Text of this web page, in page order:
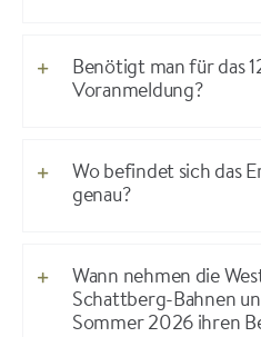
Benötigt man für das
Voranmeldung?
Wo befindet sich das
genau?
Wann nehmen die
Schattberg-Bahnen
Sommer 2026 ihren